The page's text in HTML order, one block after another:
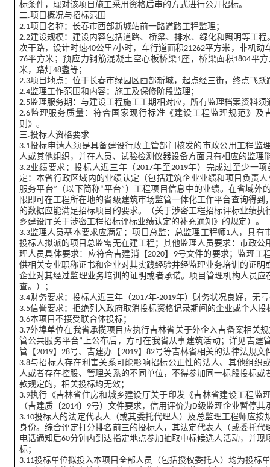
标条件，现对该项目施工采用资格后审的方式进行公开招标。
二.项目概况与招标范围
2.1项目名称：长春市西部新城站前一路道路工程监理；
2.2建设规模：建设内容包括道路、桥梁、排水、绿化和照明等工
次干路，设计时速40公里/小时，车行道面积21262平方米，非机动
76平方米；预应力钢筋混凝土空心板桥梁1座，桥梁面积1804平
米，路灯48盏等；
2.3项目地点：位于长春市绿园区西部新城，起点经三街，终点飞跃
2.4监理工作范围和内容：施工及保修阶段监理；
2.5监理服务期：与建设工程施工工期相对应，所有监理档案资料须
2.6监理服务质量：符合国家现行标准《建设工程监理规范》
则》。
三.投标人资格要求
3.1投标申请人须是具备建设行政主管部门核发的市政公用工程监
人或其他组织，并在人员、试验检测仪器设备方面具有相应的监理
3.2业绩要求：投标人近三年（2017年至2019年）完成过至少一
定：本省行政区域内的业绩认定（包括建筑企业业绩和项目负责
服务平台”（以下简称“平台”）工程项目信息中的业绩。在省域外
限即可在工程所在地的省级建筑市场监管一体化工作平台查询得
的数据应能满足招标项目的要求。（关于涉密工程招标评标业绩执
乡建设厅关于涉密工程招标评标业绩认定的补充通知》的规定）。
3.3监理人员基本要求应满足：项目总监：总监理工程师1人，具
投标人拟派的项目总监需无在建工程；其他监理人员要求：市政
理人员具体要求：应符合吉建消【2020】9号文件的要求；监理工
供相关专业职称证书和企业对其实践经验并经监理业务培训的证
企业对其经过监理业务培训的证明或者承诺。项目管理机构人员
查。）；
3.4财务要求：投标人近三年（2017年-2019年）财务状况良好，无
3.5信誉要求：拒绝列入政府取消投标资格记录期间的企业或个人投
3.6本项目不接受联合体投标；
3.7外埠单位在我省承揽项目应执行吉林省关于外企入吉备案相关
管公共服务平台”上公布后，方可在我省从事建筑活动；详见吉建
管【2019】28号、吉建办【2019】82号等吉林省相关的法律法规
3.8与招标人存在利害关系可能影响招标公正性的法人、其他组织
人或者存在控股、管理关系的不同单位，不得参加同一标段投标
款规定的，相关投标均无效；
3.9执行《吉林省住房和城乡建设厅关于印发《吉林省建设工程监
（吉建质〔2014〕9号）文件要求，信用评价为D级监理企业暂停其
3.10投标人的法定代表人（或其委托代理人）及总监理工程师应
身份。综合评定打分排名前三的投标人，其法定代表人（或委托
电话通知后60分钟内到达指定地点参加抽取中标候选人活动，并
标；
3.11投标单位拟投入本项目全部人员（包括授权委托人）均为投标